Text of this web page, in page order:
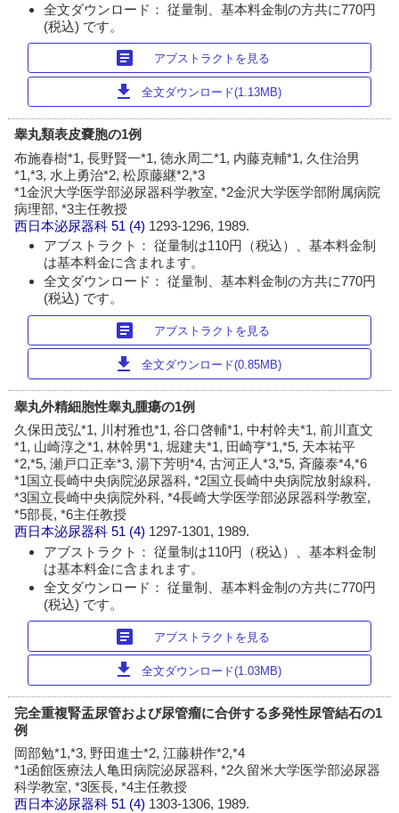
全文ダウンロード： 従量制、基本料金制の方共に770円
(税込) です。
article アブストラクトを見る
download 全文ダウンロード(1.13MB)
睾丸類表皮嚢胞の1例
布施春樹*1, 長野賢一*1, 徳永周二*1, 内藤克輔*1, 久住治男
*1,*3, 水上勇治*2, 松原藤継*2,*3
*1金沢大学医学部泌尿器科学教室, *2金沢大学医学部附属病院
病理部, *3主任教授
西日本泌尿器科 51 (4) 1293-1296, 1989.
アブストラクト： 従量制は110円（税込）、基本料金制
は基本料金に含まれます。
全文ダウンロード： 従量制、基本料金制の方共に770円
(税込) です。
article アブストラクトを見る
download 全文ダウンロード(0.85MB)
睾丸外精細胞性睾丸腫瘍の1例
久保田茂弘*1, 川村雅也*1, 谷口啓輔*1, 中村幹夫*1, 前川直文
*1, 山崎淳之*1, 林幹男*1, 堀建夫*1, 田崎亨*1,*5, 天本祐平
*2,*5, 瀬戸口正幸*3, 湯下芳明*4, 古河正人*3,*5, 斉藤泰*4,*6
*1国立長崎中央病院泌尿器科, *2国立長崎中央病院放射線科,
*3国立長崎中央病院外科, *4長崎大学医学部泌尿器科学教室,
*5部長, *6主任教授
西日本泌尿器科 51 (4) 1297-1301, 1989.
アブストラクト： 従量制は110円（税込）、基本料金制
は基本料金に含まれます。
全文ダウンロード： 従量制、基本料金制の方共に770円
(税込) です。
article アブストラクトを見る
download 全文ダウンロード(1.03MB)
完全重複腎盂尿管および尿管瘤に合併する多発性尿管結石の1
例
岡部勉*1,*3, 野田進士*2, 江藤耕作*2,*4
*1函館医療法人亀田病院泌尿器科, *2久留米大学医学部泌尿器
科学教室, *3医長, *4主任教授
西日本泌尿器科 51 (4) 1303-1306, 1989.